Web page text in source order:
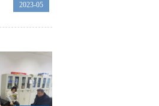
2023-05